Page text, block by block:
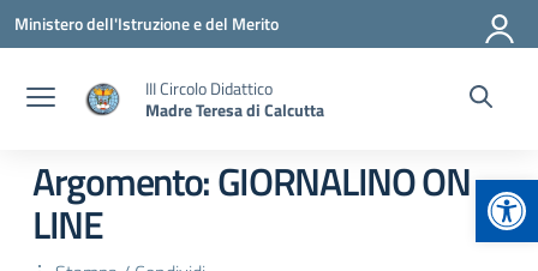
Vai ai contenuti
Vai al menu di navigazione
Vai al footer
Ministero dell'Istruzione e del Merito
III Circolo Didattico
Madre Teresa di Calcutta
Argomento: GIORNALINO ON
LINE